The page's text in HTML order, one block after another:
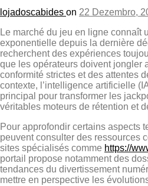
lojadoscabides on 22 Dezembro,
Le marché du jeu en ligne connaît
exponentielle depuis la dernière
recherchent des expériences
que les opérateurs doivent jongler
conformité strictes et des attentes
contexte, l’intelligence artificielle
principal pour transformer les
véritables moteurs de rétention et
Pour approfondir certains aspects
peuvent consulter des ressources
sites spécialisés comme https://
portail propose notamment des
tendances du divertissement
mettre en perspective les